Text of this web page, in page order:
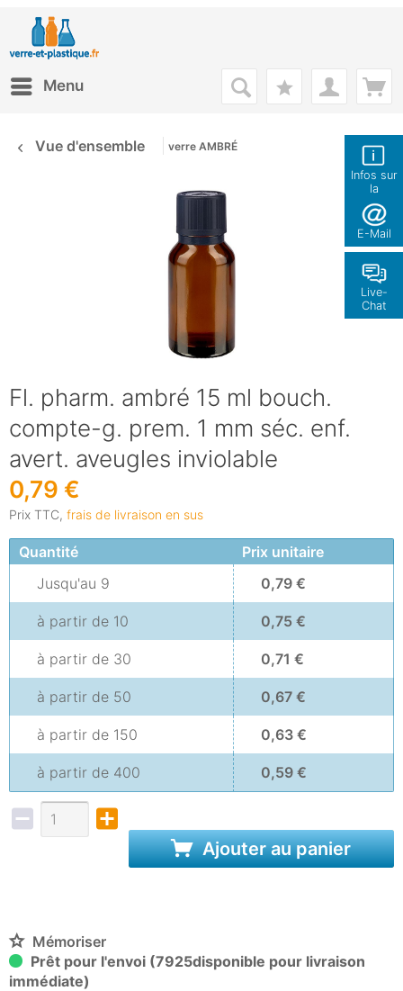
Infos sur
la
boutique
E-Mail
Live-
Chat
Menu
Vue d'ensemble verre AMBRÉ
Fl. pharm. ambré 15 ml bouch.
compte-g. prem. 1 mm séc. enf.
avert. aveugles inviolable
0,79 €
Prix TTC, frais de livraison en sus
Quantité
Prix unitaire
Jusqu'au 9 0,79 €
à partir de 10 0,75 €
à partir de 30 0,71 €
à partir de 50 0,67 €
à partir de 150 0,63 €
à partir de 400 0,59 €
Ajouter au panier
Mémoriser
Prêt pour l'envoi (7925disponible pour livraison
immédiate)